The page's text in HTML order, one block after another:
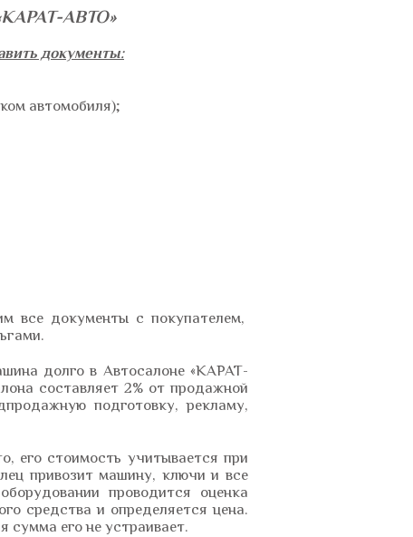
АВТО»
документы:
автомобиля);
все документы с покупателем,
долго в Автосалоне «КАРАТ-
составляет 2% от продажной
подготовку, рекламу,
его стоимость учитывается при
привозит машину, ключи и все
проводится оценка
средства и определяется цена.
сумма его не устраивает.